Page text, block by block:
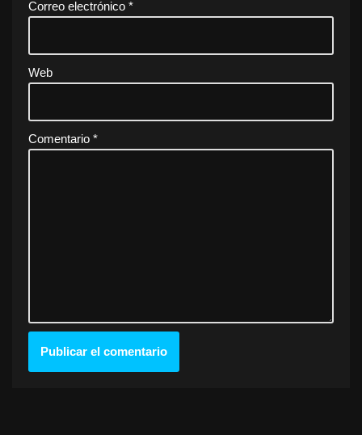
Correo electrónico *
Web
Comentario *